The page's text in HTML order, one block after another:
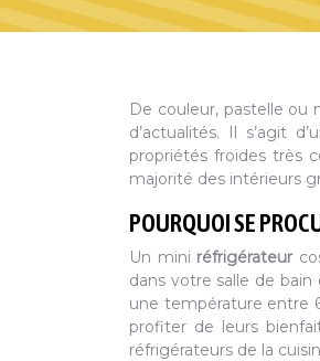
De couleur, pastelle ou
d’actualités. Il s’agit
propriétés froides très
majorité des intérieurs
POURQUOI SE
Un mini réfrigérateur
dans votre salle de
une température entre
profiter de leurs
réfrigérateurs de la